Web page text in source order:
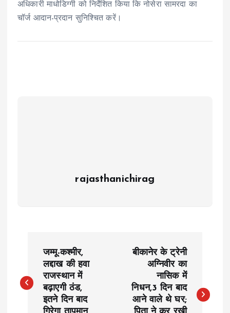
अधिकारी माधोडिग्गी को निर्देशित किया कि नोसेरा सामरदा का
चॉर्ज आदान-प्रदान सुनिश्चित करें।
rajasthanichirag
s
जम्मू-कश्मीर,
लद्दाख की हवा
राजस्थान में
बढ़ाएगी ठंड,
इतने दिन बाद
बीकानेर के ट्रेनी
अग्निवीर का
नासिक में
निधन,3 दिन बाद
आने वाले थे घर;